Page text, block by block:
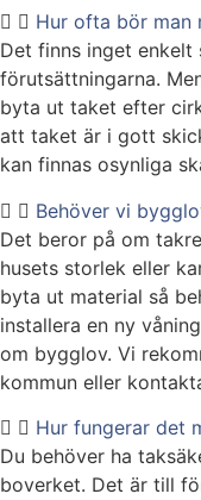
Hur ofta bör man
Det finns inget
förutsättningarna.
byta ut taket efter
att taket är i gott
kan finnas osynliga
Behöver vi
Det beror på om
husets storlek eller
byta ut material så
installera en ny
om bygglov. Vi
kommun eller
Hur fungerar det
Du behöver ha
boverket. Det är till